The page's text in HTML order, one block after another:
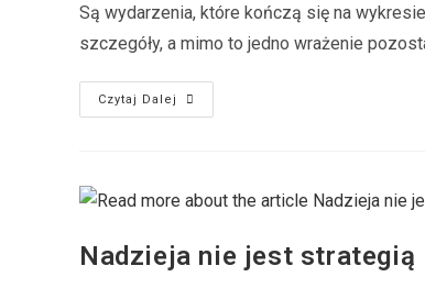
Są wydarzenia, które kończą się na
szczegóły, a mimo to jedno wrażenie
Czytaj Dalej
Nadzieja nie jest strategią